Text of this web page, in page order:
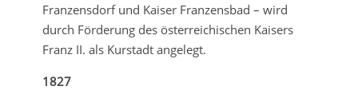
Franzensdorf und Kaiser Franzensbad – wird
durch Förderung des österreichischen Kaisers
Franz II. als Kurstadt angelegt.
1827